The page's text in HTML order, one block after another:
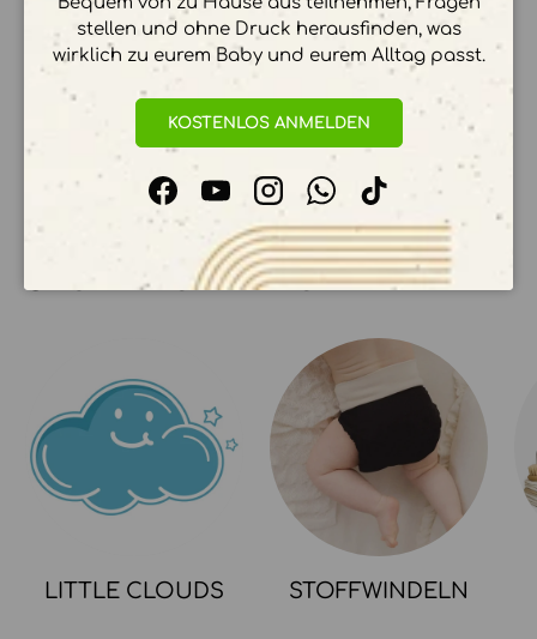
Ihre Zahlungsinformationen werden sicher
verarbeitet. Wir speichern keine
Kreditkartendetails.
UNSERE KOLLEKTIONEN
LITTLE CLOUDS STOFFWINDELN
stellen und ohne Druck herausfinden, was
wirklich zu eurem Baby und eurem Alltag passt.
KOSTENLOS ANMELDEN
FacebookYouTubeInstagramWhatsApp
TikTok